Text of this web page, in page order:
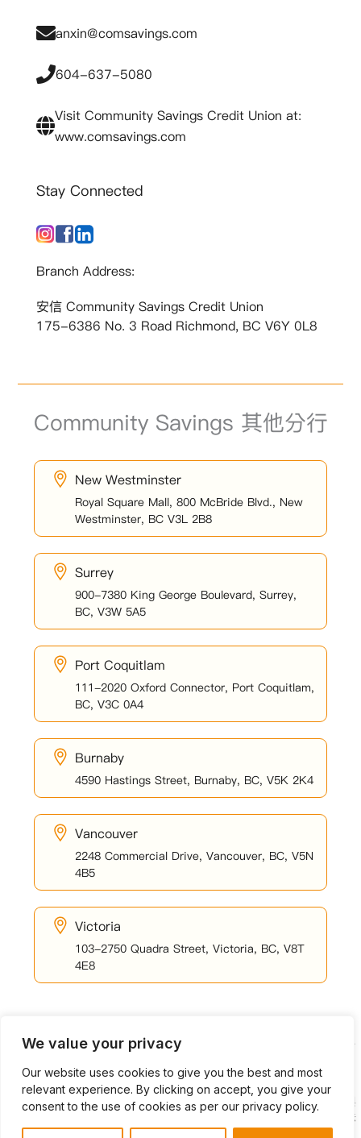
We value your privacy
Our website uses cookies to give you the best and most
relevant experience. By clicking on accept, you give your
consent to the use of cookies as per our privacy policy.
anxin@comsavings.com
604-637-5080
Visit Community Savings Credit Union at:
www.comsavings.com
Stay Connected
Branch Address:
安信 Community Savings Credit Union
175-6386 No. 3 Road Richmond, BC V6Y 0L8
Community Savings 其他分行
New Westminster
Royal Square Mall, 800 McBride Blvd., New
Westminster, BC V3L 2B8
Surrey
900-7380 King George Boulevard, Surrey,
BC, V3W 5A5
Port Coquitlam
111-2020 Oxford Connector, Port Coquitlam,
BC, V3C 0A4
Burnaby
4590 Hastings Street, Burnaby, BC, V5K 2K4
Vancouver
2248 Commercial Drive, Vancouver, BC, V5N
4B5
Victoria
103-2750 Quadra Street, Victoria, BC, V8T
4E8
安信Community Savings 是 Community Savings 信用合作社的分行之一。會員
可在我們的任一分行據點辦理銀行業務。
本網站的中文翻譯僅作為服務與參考之用。我們已盡力確保翻譯內容的準確
性，但仍可能存在錯誤或遺漏。英文版網站為本網站的正式版本。若英文版與
中文翻譯之間存在任何差異或不一致之處，均以英文版為準，中文翻譯不具法
律效力。